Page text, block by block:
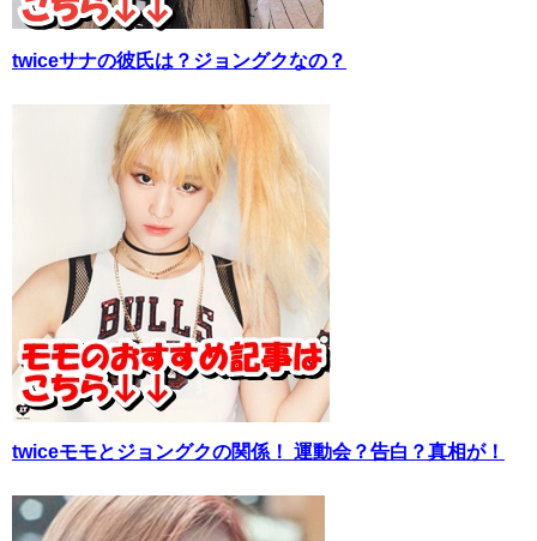
twiceサナの彼氏は？ジョングクなの？
twiceモモとジョングクの関係！ 運動会？告白？真相が！